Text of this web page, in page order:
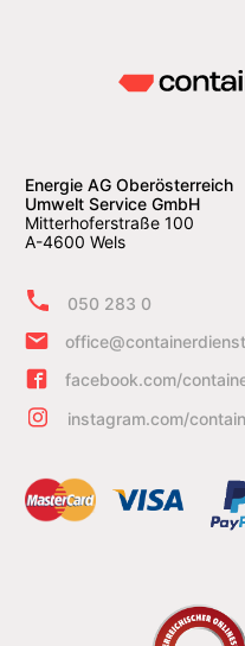
Energie AG Oberösterreich
Umwelt Service GmbH
Mitterhoferstraße 100
A-4600 Wels
050 283 0
facebook.com/
instagram.com/